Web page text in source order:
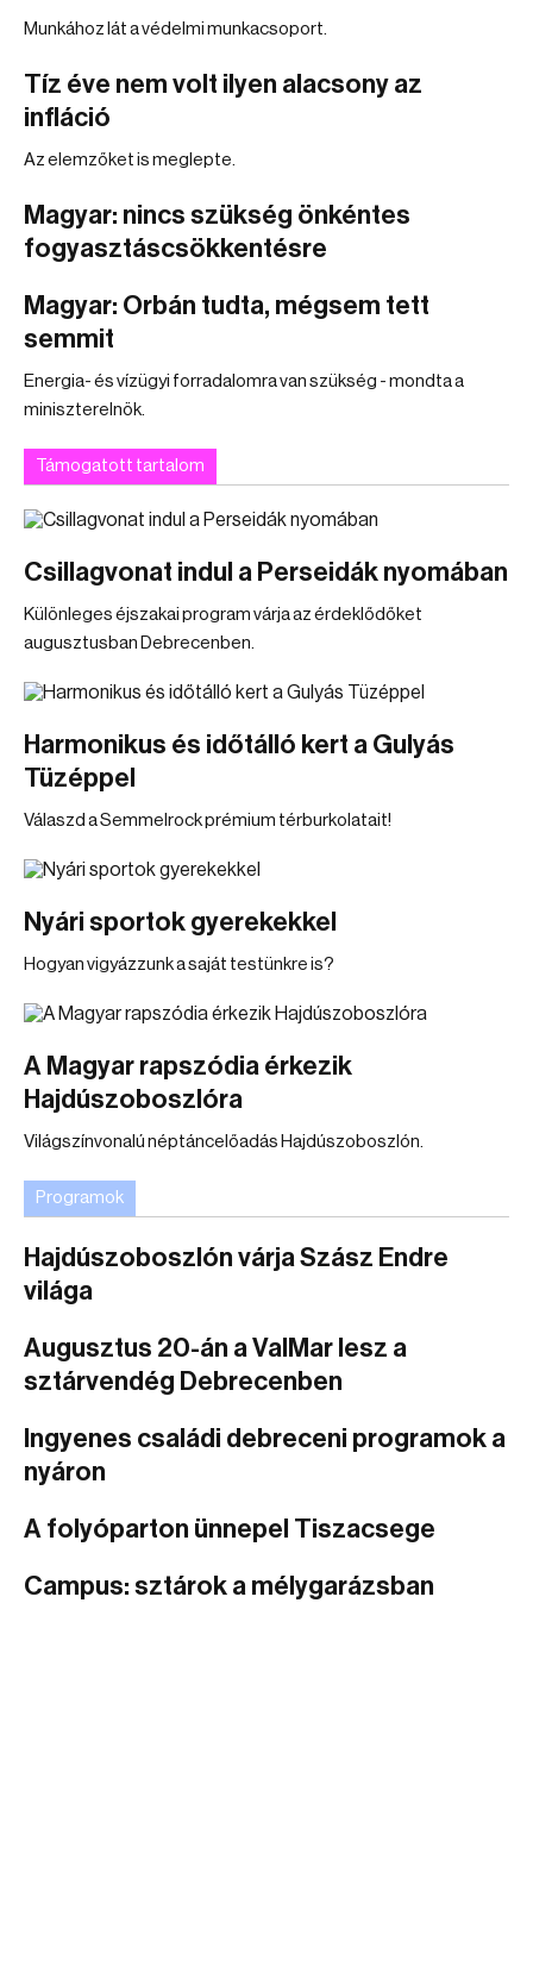
Munkához lát a védelmi munkacsoport.
Tíz éve nem volt ilyen alacsony az
infláció
Az elemzőket is meglepte.
Magyar: nincs szükség önkéntes
fogyasztáscsökkentésre
Magyar: Orbán tudta, mégsem tett
semmit
Energia- és vízügyi forradalomra van szükség - mondta a
miniszterelnök.
Támogatott tartalom
Csillagvonat indul a Perseidák nyomában
Különleges éjszakai program várja az érdeklődőket
augusztusban Debrecenben.
Harmonikus és időtálló kert a Gulyás
Tüzéppel
Válaszd a Semmelrock prémium térburkolatait!
Nyári sportok gyerekekkel
Hogyan vigyázzunk a saját testünkre is?
A Magyar rapszódia érkezik
Hajdúszoboszlóra
Világszínvonalú néptáncelőadás Hajdúszoboszlón.
Programok
Hajdúszoboszlón várja Szász Endre
világa
Augusztus 20-án a ValMar lesz a
sztárvendég Debrecenben
Ingyenes családi debreceni programok a
nyáron
A folyóparton ünnepel Tiszacsege
Campus: sztárok a mélygarázsban